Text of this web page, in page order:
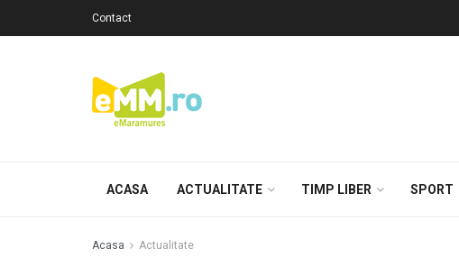
Contact
ACASA ACTUALITATE TIMP LIBER SPORT
Acasa Actualitate